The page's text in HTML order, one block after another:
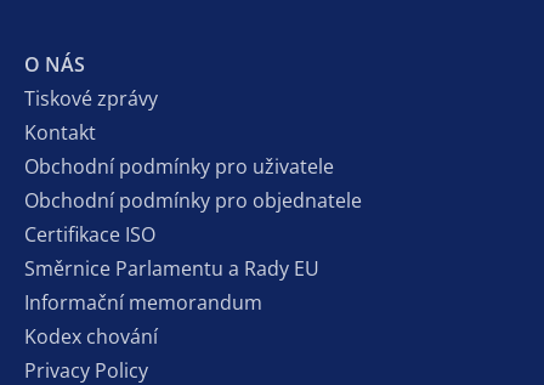
O NÁS
Tiskové zprávy
Kontakt
Obchodní podmínky pro uživatele
Obchodní podmínky pro objednatele
Certifikace ISO
Směrnice Parlamentu a Rady EU
Informační memorandum
Kodex chování
Privacy Policy